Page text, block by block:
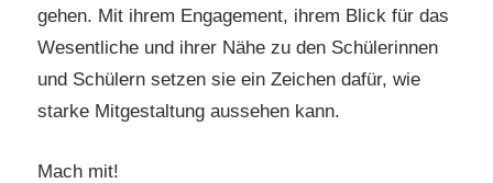
gehen. Mit ihrem Engagement, ihrem Blick für das
Wesentliche und ihrer Nähe zu den Schülerinnen
und Schülern setzen sie ein Zeichen dafür, wie
starke Mitgestaltung aussehen kann.
Mach mit!